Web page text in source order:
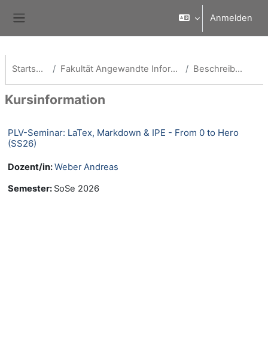
Anmelden
Startseite Fakultät Angewandte Informatik Beschreibung
Kursinformation
PLV-Seminar: LaTex, Markdown & IPE - From 0 to Hero
(SS26)
Dozent/in:Weber Andreas
Semester: SoSe 2026